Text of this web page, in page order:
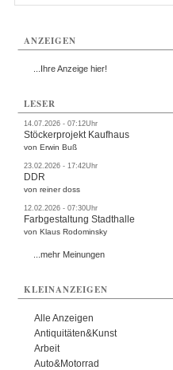
ANZEIGEN
...Ihre Anzeige hier!
LESER
14.07.2026 - 07:12Uhr
Stöckerprojekt Kaufhaus
von Erwin Buß
23.02.2026 - 17:42Uhr
DDR
von reiner doss
12.02.2026 - 07:30Uhr
Farbgestaltung Stadthalle
von Klaus Rodominsky
...mehr Meinungen
KLEINANZEIGEN
Alle Anzeigen
Antiquitäten&Kunst
Arbeit
Auto&Motorrad